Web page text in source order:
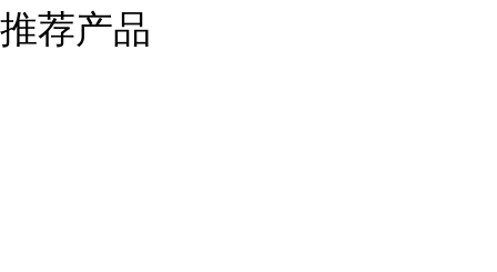
推荐产品